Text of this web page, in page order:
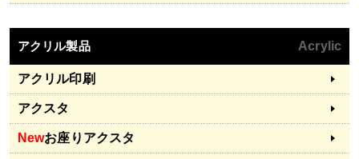
アクリル製品 Acrylic
アクリル印刷
アクスタ
Newお座りアクスタ